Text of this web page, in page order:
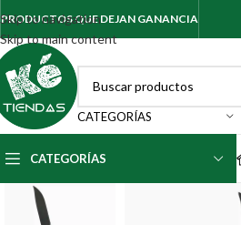
Skip to navigation
Skip to main content
PRODUCTOS QUE DEJAN GANANCIA
CATEGORÍAS
CATEGORÍAS